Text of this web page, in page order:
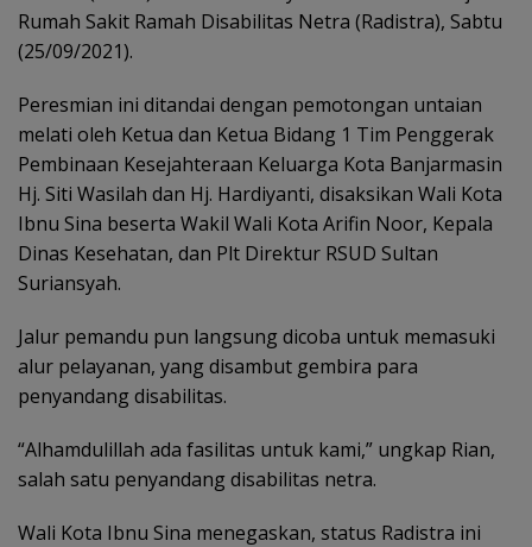
Rumah Sakit Ramah Disabilitas Netra (Radistra), Sabtu
(25/09/2021).
Peresmian ini ditandai dengan pemotongan untaian
melati oleh Ketua dan Ketua Bidang 1 Tim Penggerak
Pembinaan Kesejahteraan Keluarga Kota Banjarmasin
Hj. Siti Wasilah dan Hj. Hardiyanti, disaksikan Wali Kota
Ibnu Sina beserta Wakil Wali Kota Arifin Noor, Kepala
Dinas Kesehatan, dan Plt Direktur RSUD Sultan
Suriansyah.
Jalur pemandu pun langsung dicoba untuk memasuki
alur pelayanan, yang disambut gembira para
penyandang disabilitas.
“Alhamdulillah ada fasilitas untuk kami,” ungkap Rian,
salah satu penyandang disabilitas netra.
Wali Kota Ibnu Sina menegaskan, status Radistra ini